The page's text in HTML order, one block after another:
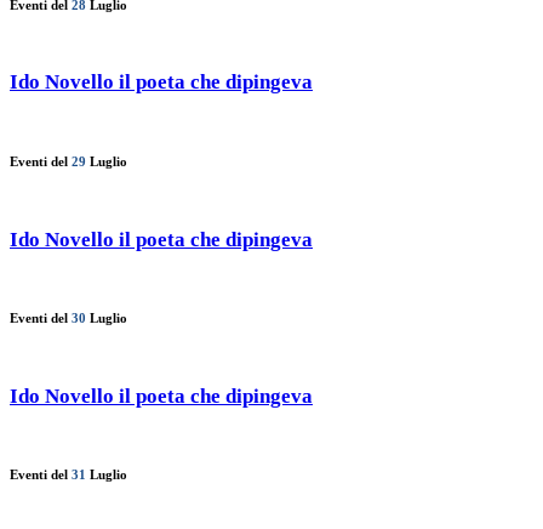
Eventi del 28 Luglio
Ido Novello il poeta che dipingeva
Eventi del 29 Luglio
Ido Novello il poeta che dipingeva
Eventi del 30 Luglio
Ido Novello il poeta che dipingeva
Eventi del 31 Luglio